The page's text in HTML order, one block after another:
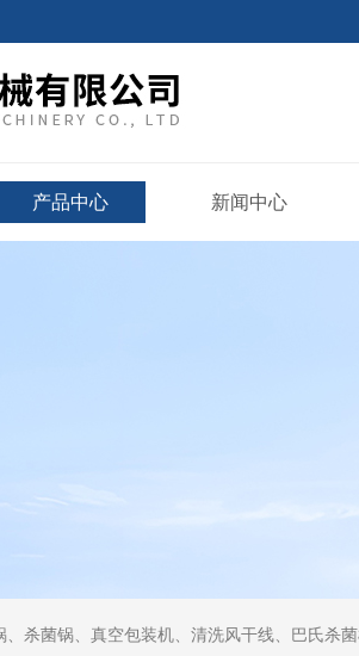
产品中心 新闻中心
锅、真空包装机、清洗风干线、巴氏杀菌机，搅拌料